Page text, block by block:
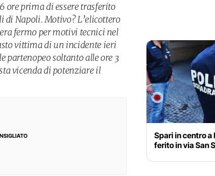
ore prima di essere trasferito
di Napoli. Motivo? L’elicottero
fermo per motivi tecnici nel
vittima di un incidente ieri
partenopeo soltanto alle ore 3
vicenda di potenziare il
Spari in centro a
ferito in via San